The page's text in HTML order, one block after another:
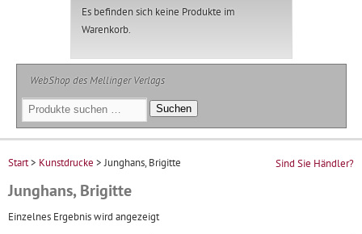
Es befinden sich keine Produkte im
Warenkorb.
WebShop des Mellinger Verlags
Suchen
nach:
Suchen
Start> Kunstdrucke > Junghans, Brigitte Sind Sie Händler?
Junghans, Brigitte
Einzelnes Ergebnis wird angezeigt